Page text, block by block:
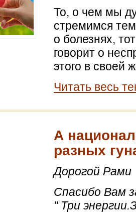
То, о чем мы
стремимся
о болезнях,
говорит о
этого в своей
Читать весь
А
разных
Дорогой Рами
Спасибо Вам
" Три